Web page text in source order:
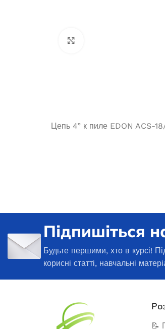
В наявності
Цепь 4” к пиле EDON ACS-
Підпишіться
Будьте першими, хто в курсі!
корисні статті, навчальні
📝